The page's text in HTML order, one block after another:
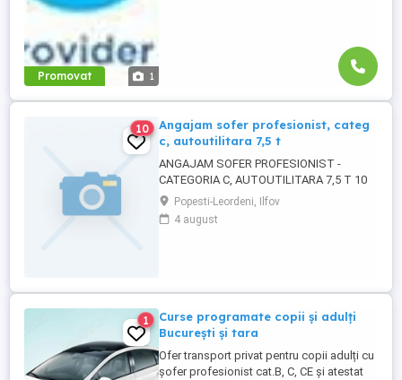
Promovat 1
10
Angajam sofer profesionist, categ
c, autoutilitara 7,5 t
ANGAJAM SOFER PROFESIONIST -
CATEGORIA C, AUTOUTILITARA 7,5 T 10
PALETI CERINTE : PERMIS CONDUCERE
CATEGORIA C ATESTAT PROFESIONAL
CARTELA TAHOGRAF OFERIM : SALARIU
CURSELE SE EFECTUEAZA BUCURESTI
Popesti-Leordeni, Ilfov
4 august
1
Curse programate copii și adulți
București și tara
Ofer transport privat pentru copii adulți cu
șofer profesionist cat.B, C, CE și atestat